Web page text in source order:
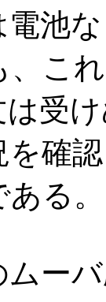
池
、こ
は受
確
る。
ー